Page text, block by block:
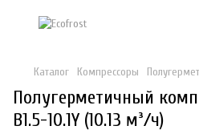
Каталог Компрессоры
Полугерметичный
B1.5-10.1Y (10.13 м³/ч)